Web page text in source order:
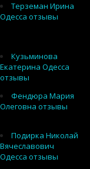
Терземан Ирина
Одесса отзывы
Кузьминова
Екатерина Одесса
отзывы
Фендюра Мария
Олеговна отзывы
Подирка Николай
Вячеславович
Одесса отзывы